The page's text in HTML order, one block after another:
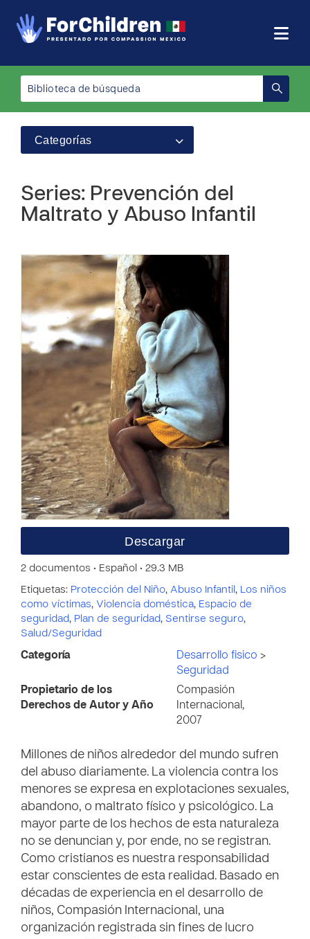
Categorías
Series: Prevención del
Maltrato y Abuso Infantil
Descargar
2 documentos • Español • 29.3 MB
Etiquetas: Protección del Niño, Abuso Infantil , Los niños
como víctimas, Violencia doméstica, Espacio de
seguridad, Plan de seguridad, Sentirse seguro,
Salud/Seguridad
Categoría Desarrollo fisico >
Seguridad
Propietario de los
Derechos de Autor y Año
Compasión
Internacional,
2007
Millones de niños alrededor del mundo sufren
del abuso diariamente. La violencia contra los
menores se expresa en explotaciones sexuales,
abandono, o maltrato físico y psicológico. La
mayor parte de los hechos de esta naturaleza
no se denuncian y, por ende, no se registran.
Como cristianos es nuestra responsabilidad
estar conscientes de esta realidad. Basado en
décadas de experiencia en el desarrollo de
niños, Compasión Internacional, una
organización registrada sin fines de lucro